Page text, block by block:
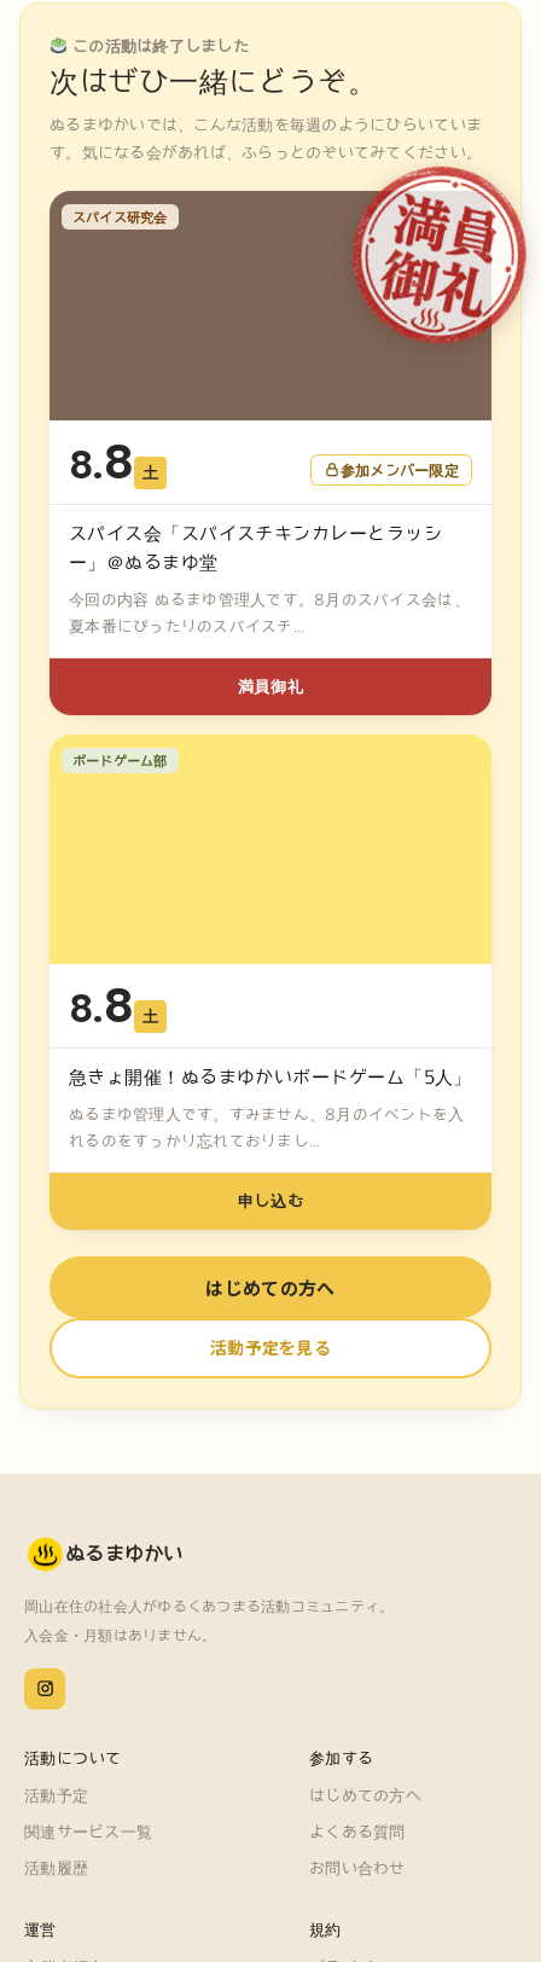
この活動は終了しました
次はぜひ一緒にどうぞ。
ぬるまゆかいでは、こんな活動を毎週のようにひらいていま
す。気になる会があれば、ふらっとのぞいてみてください。
スパイス研究会
8.8 土 参加メンバー限定
スパイス会「スパイスチキンカレーとラッシ
ー」＠ぬるまゆ堂
今回の内容 ぬるまゆ管理人です。8月のスパイス会は、
夏本番にぴったりのスパイスチ...
満員御礼
ボードゲーム部
8.8 土
急きょ開催！ぬるまゆかいボードゲーム「5人」
ぬるまゆ管理人です。すみません、8月のイベントを入
れるのをすっかり忘れておりまし...
申し込む
はじめての方へ
活動予定を見る
ぬるまゆかい
岡山在住の社会人がゆるくあつまる活動コミュニティ。
入会金・月額はありません。
活動について
活動予定
関連サービス一覧
活動履歴
参加する
はじめての方へ
よくある質問
お問い合わせ
運営 規約